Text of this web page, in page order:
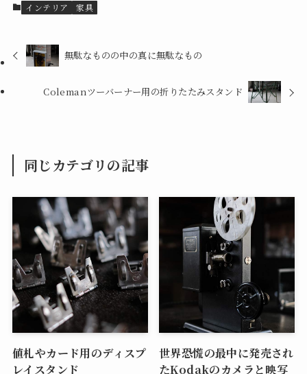
インテリア 家具
無駄なものの中の真に無駄なもの
Colemanツーバーナー用の折りたたみスタンド
同じカテゴリの記事
値札やカード用のディスプ
レイスタンド
世界恐慌の最中に発売され
たKodakのカメラと映写